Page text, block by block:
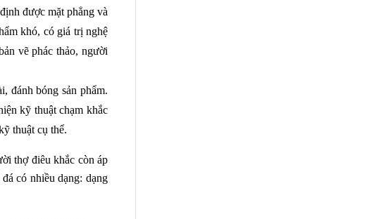
được mặt phẳng và
khó, có giá trị nghệ
vẽ phác thảo, người
đánh bóng sản phẩm.
kỹ thuật chạm khắc
thuật cụ thể.
thợ điêu khắc còn áp
có nhiều dạng: dạng